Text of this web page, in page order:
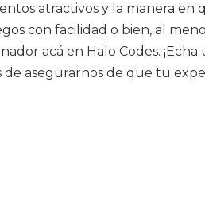
atractivos y la manera
con facilidad o bien, al
acá en Halo Codes.
asegurarnos de que tu